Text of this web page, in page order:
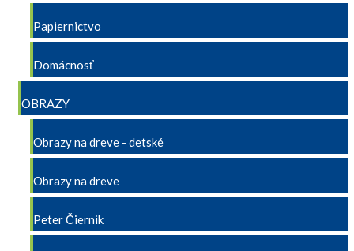
Papiernictvo
Domácnosť
OBRAZY
Obrazy na dreve - detské
Obrazy na dreve
Peter Čiernik